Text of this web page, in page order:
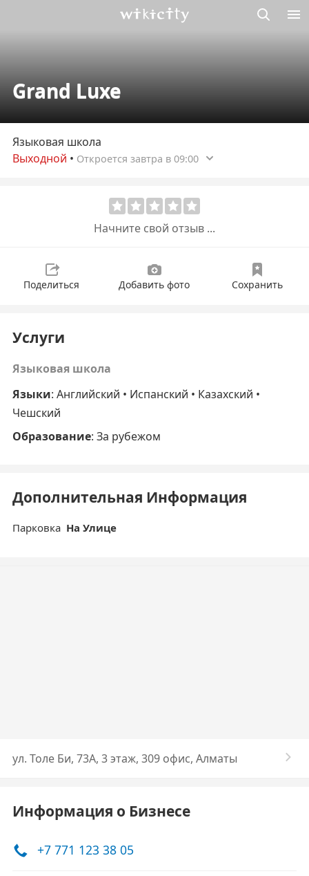
Grand Luxe
Языковая школа
Выходной • Откроется завтра в 09:00
Начните свой отзыв ...
Поделиться Добавить фото Сохранить
Услуги
Языковая школа
Языки: Английский • Испанский • Казахский •
Чешский
Образование: За рубежом
Дополнительная Информация
Парковка На Улице
ул. Толе Би, 73А, 3 этаж, 309 офис, Алматы
Информация о Бизнесе
+7 771 123 38 05